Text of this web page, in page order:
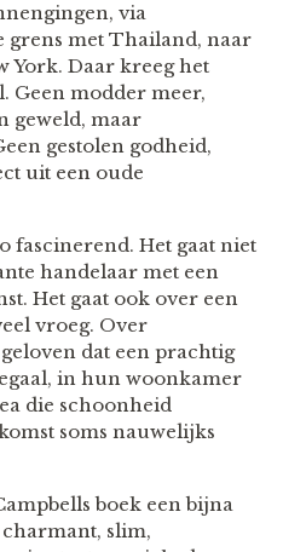
via
grens met Thailand, naar
York. Daar kreeg het
Geen modder meer,
geweld, maar
gestolen godheid,
uit een oude
fascinerend. Het gaat niet
handelaar met een
Het gaat ook over een
vroeg. Over
dat een prachtig
in hun woonkamer
die schoonheid
soms nauwelijks
boek een bijna
slim,